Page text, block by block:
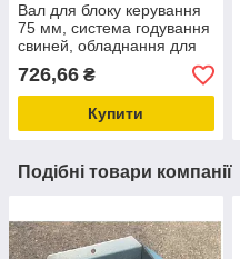
Вал для блоку керування
75 мм, система годування
свиней, обладнання для
свинарників
726,66 ₴
Купити
Подібні товари компанії